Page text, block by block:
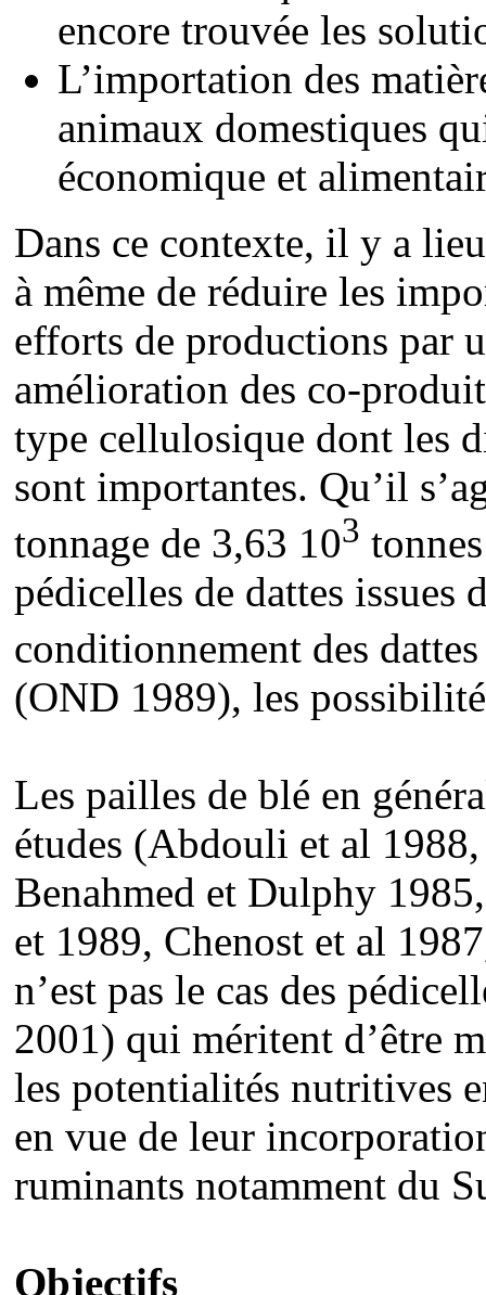
encore trouvée les
L’importation des
animaux domestiques
économique et
Dans ce contexte, il y a
à même de réduire les
efforts de productions par
amélioration des co-
type cellulosique dont les
sont importantes. Qu’il
tonnage de 3,63 103
pédicelles de dattes issues
conditionnement des
(OND 1989), les
Les pailles de blé en
études (Abdouli et al
Benahmed et Dulphy
et 1989, Chenost et al
n’est pas le cas des
2001) qui méritent d’être
les potentialités nutritives
en vue de leur
ruminants notamment du
Objectifs